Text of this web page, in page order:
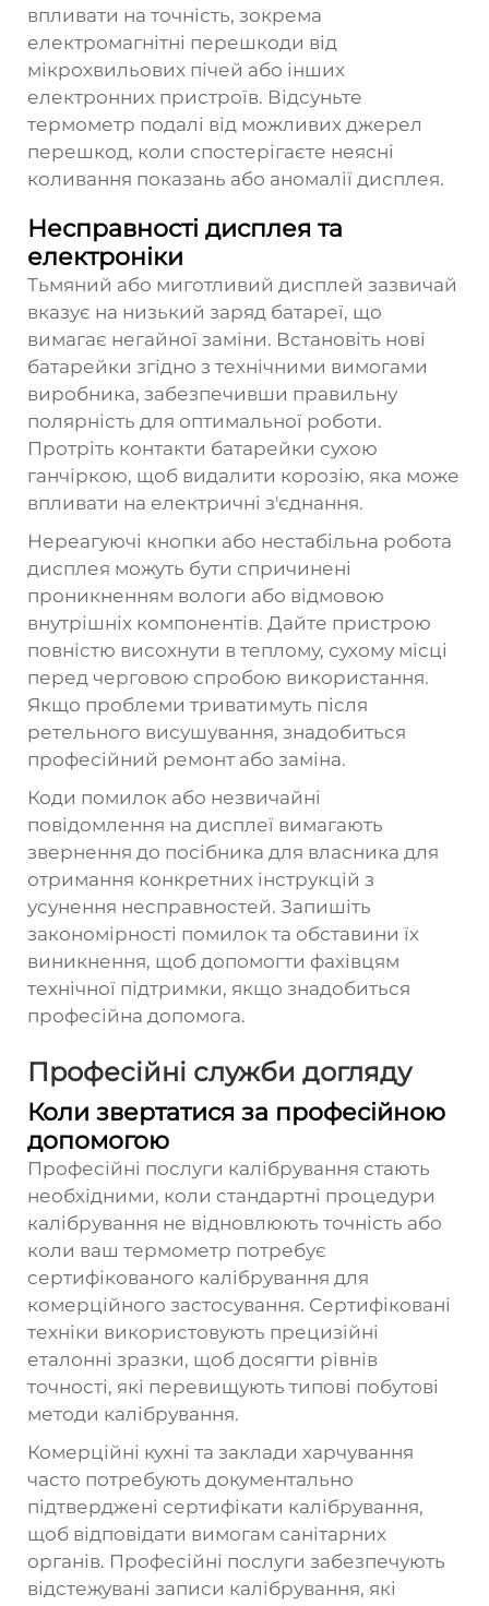
впливати на точність, зокрема
електромагнітні перешкоди від
мікрохвильових пічей або інших
електронних пристроїв. Відсуньте
термометр подалі від можливих джерел
перешкод, коли спостерігаєте неясні
коливання показань або аномалії дисплея.
Несправності дисплея та
електроніки
Тьмяний або миготливий дисплей зазвичай
вказує на низький заряд батареї, що
вимагає негайної заміни. Встановіть нові
батарейки згідно з технічними вимогами
виробника, забезпечивши правильну
полярність для оптимальної роботи.
Протріть контакти батарейки сухою
ганчіркою, щоб видалити корозію, яка може
впливати на електричні з'єднання.
Нереагуючі кнопки або нестабільна робота
дисплея можуть бути спричинені
проникненням вологи або відмовою
внутрішніх компонентів. Дайте пристрою
повністю висохнути в теплому, сухому місці
перед черговою спробою використання.
Якщо проблеми триватимуть після
ретельного висушування, знадобиться
професійний ремонт або заміна.
Коди помилок або незвичайні
повідомлення на дисплеї вимагають
звернення до посібника для власника для
отримання конкретних інструкцій з
усунення несправностей. Запишіть
закономірності помилок та обставини їх
виникнення, щоб допомогти фахівцям
технічної підтримки, якщо знадобиться
професійна допомога.
Професійні служби догляду
Коли звертатися за професійною
допомогою
Професійні послуги калібрування стають
необхідними, коли стандартні процедури
калібрування не відновлюють точність або
коли ваш термометр потребує
сертифікованого калібрування для
комерційного застосування. Сертифіковані
техніки використовують прецизійні
еталонні зразки, щоб досягти рівнів
точності, які перевищують типові побутові
методи калібрування.
Комерційні кухні та заклади харчування
часто потребують документально
підтверджені сертифікати калібрування,
щоб відповідати вимогам санітарних
органів. Професійні послуги забезпечують
відстежувані записи калібрування, які